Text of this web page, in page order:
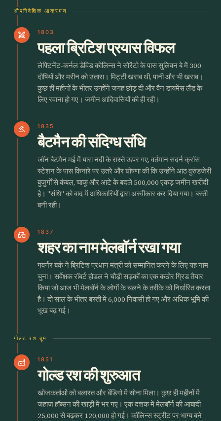
औपनिवेशिक आक्रमण
swords 1803
पहला ब्रिटिश प्रयास विफल
लेफ्टिनेंट-कर्नल डेविड कोलिन्स ने सोरेंटो के पास सुलिवन बे में 300
दोषियों और मरीन को उतारा। मिट्टी खराब थी, पानी और भी खराब।
कुछ ही महीनों के भीतर उन्होंने जगह छोड़ दी और वैन डायमेंस लैंड के
लिए रवाना हो गए। जमीन आदिवासियों की ही रही।
gavel 1835
बैटमैन की संदिग्ध संधि
जॉन बैटमैन मई में यारा नदी के रास्ते ऊपर गए, वर्तमान सदर्न क्रॉस
स्टेशन के पास किनारे पर उतरे और घोषणा की कि उन्होंने आठ वुरुंडजेरी
बुजुर्गों से कंबल, चाकू और आटे के बदले 500,000 एकड़ जमीन खरीदी
है। "संधि" को बाद में अधिकारियों द्वारा अस्वीकार कर दिया गया। बस्ती
बनी रही।
castle 1837
शहर का नाम मेलबॉर्न रखा गया
गवर्नर बर्क ने ब्रिटिश प्रधान मंत्री को सम्मानित करने के लिए यह नाम
चुना। सर्वेक्षक रॉबर्ट होडल ने चौड़ी सड़कों का एक कठोर ग्रिड तैयार
किया जो आज भी मेलबॉर्न के लोगों के चलने के तरीके को निर्धारित करता
है। दो साल के भीतर बस्ती में 6,000 निवासी हो गए और अधिक भूमि की
भूख बढ़ गई।
गोल्ड रश बूम
factory 1851
गोल्ड रश की शुरुआत
खोजकर्ताओं को बलारत और बेंडिगो में सोना मिला। कुछ ही महीनों में
जहाज हॉब्सन की खाड़ी में भर गए। एक दशक में मेलबॉर्न की आबादी
25,000 से बढ़कर 120,000 हो गई। कॉलिन्स स्ट्रीट पर भाग्य बने